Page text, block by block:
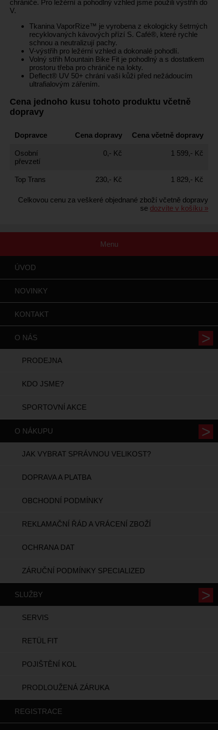
chrániče. Pro ležérní a pohodlný vzhled jsme použili výstřih do
V.
Tkanina VaporRize™ je vyrobena z ekologicky šetrných
recyklovaných kávových přízí S. Café®, které rychle
schnou a neutralizují pachy.
V-výstřih pro ležérní vzhled a dokonalé pohodlí.
Volný střih Mountain Bike Fit je pohodlný a s dostatkem
prostoru třeba pro chrániče na lokty.
Deflect® UV 50+ chrání vaši kůži před nežádoucím
ultrafialovým zářením.
Cena jednoho kusu tohoto produktu včetně
dopravy
Dopravce Cena dopravy Cena včetně dopravy
Osobní
převzetí
0,- Kč 1 599,- Kč
Top Trans 230,- Kč 1 829,- Kč
Celkovou cenu za veškeré objednané zboží včetně dopravy
se dozvíte v košíku »
Menu
ÚVOD
NOVINKY
KONTAKT
O NÁS
PRODEJNA
KDO JSME?
SPORTOVNÍ AKCE
O NÁKUPU
JAK VYBRAT SPRÁVNOU VELIKOST?
DOPRAVA A PLATBA
OBCHODNÍ PODMÍNKY
REKLAMAČNÍ ŘÁD A VRÁCENÍ ZBOŽÍ
OCHRANA DAT
ZÁRUČNÍ PODMÍNKY SPECIALIZED
SLUŽBY
SERVIS
RETÜL FIT
POJIŠTĚNÍ KOL
PRODLOUŽENÁ ZÁRUKA
REGISTRACE